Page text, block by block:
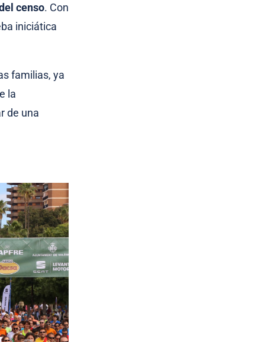
censo. Con
iniciática
familias, ya
la
de una